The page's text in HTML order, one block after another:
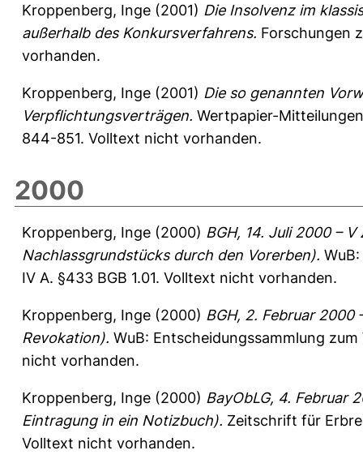
Kroppenberg, Inge (2001) Die Insolvenz im
außerhalb des Konkursverfahrens. Forschungen
vorhanden.
Kroppenberg, Inge (2001) Die so genannten
Verpflichtungsverträgen. Wertpapier-
844-851. Volltext nicht vorhanden.
2000
Kroppenberg, Inge (2000) BGH, 14. Juli 2000 –
Nachlassgrundstücks durch den Vorerben).
IV A. §433 BGB 1.01. Volltext nicht vorhanden.
Kroppenberg, Inge (2000) BGH, 2. Februar
Revokation). WuB: Entscheidungssammlung
nicht vorhanden.
Kroppenberg, Inge (2000) BayObLG, 4. Februar
Eintragung in ein Notizbuch). Zeitschrift für
Volltext nicht vorhanden.